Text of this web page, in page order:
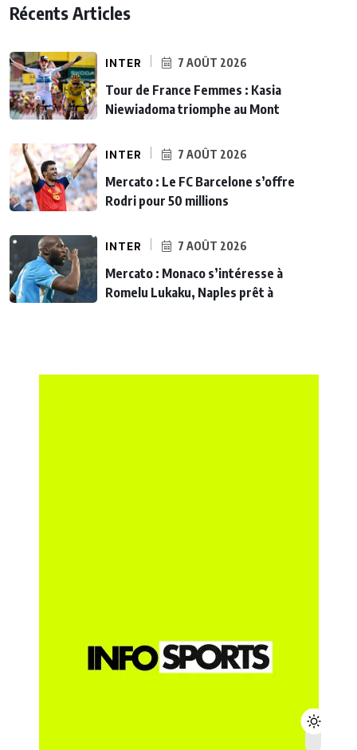
Récents Articles
INTER 7 AOÛT 2026
Tour de France Femmes : Kasia
Niewiadoma triomphe au Mont
INTER 7 AOÛT 2026
Mercato : Le FC Barcelone s’offre
Rodri pour 50 millions
INTER 7 AOÛT 2026
Mercato : Monaco s’intéresse à
Romelu Lukaku, Naples prêt à